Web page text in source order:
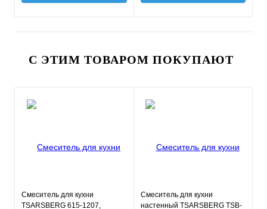
С ЭТИМ ТОВАРОМ ПОКУПАЮТ
Смеситель для кухни
TSARSBERG 615-1207,
Смеситель для кухни
настенный TSARSBERG TSB-